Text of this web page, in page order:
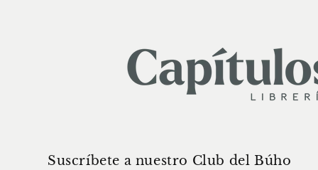
Suscríbete a nuestro Club del Búho